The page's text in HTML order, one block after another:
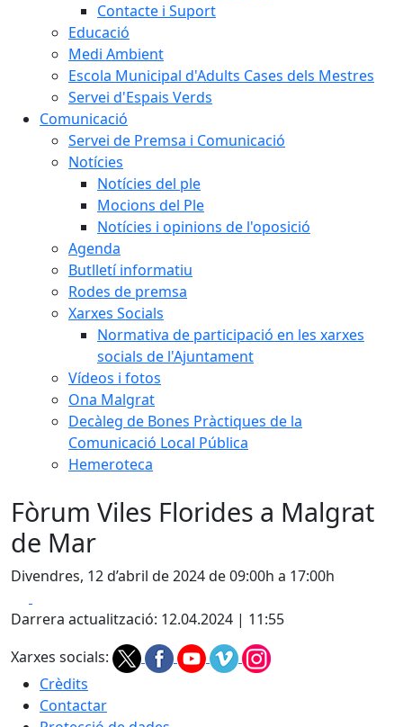
Contacte i Suport
Educació
Medi Ambient
Escola Municipal d'Adults Cases dels Mestres
Servei d'Espais Verds
Comunicació
Servei de Premsa i Comunicació
Notícies
Notícies del ple
Mocions del Ple
Notícies i opinions de l'oposició
Agenda
Butlletí informatiu
Rodes de premsa
Xarxes Socials
Normativa de participació en les xarxes
socials de l'Ajuntament
Vídeos i fotos
Ona Malgrat
Decàleg de Bones Pràctiques de la
Comunicació Local Pública
Hemeroteca
Fòrum Viles Florides a Malgrat
de Mar
Divendres, 12 d’abril de 2024 de 09:00h a 17:00h
Darrera actualització: 12.04.2024 | 11:55
Xarxes socials:
Crèdits
Contactar